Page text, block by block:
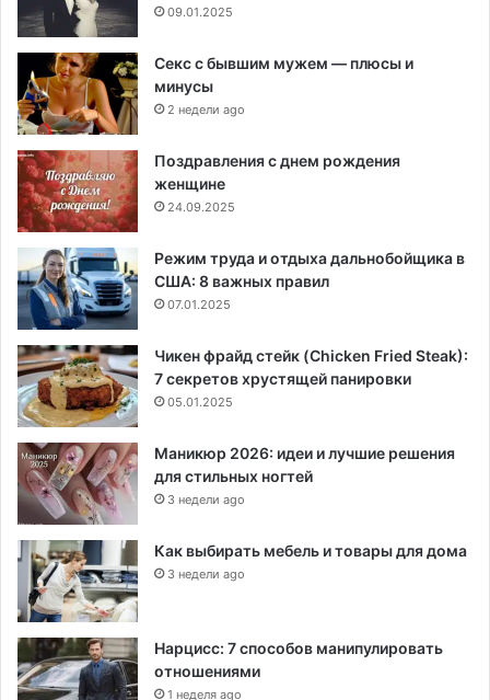
09.01.2025
Секс с бывшим мужем — плюсы и
минусы
2 недели ago
Поздравления с днем рождения
женщине
24.09.2025
Режим труда и отдыха дальнобойщика в
США: 8 важных правил
07.01.2025
Чикен фрайд стейк (Chicken Fried Steak):
7 секретов хрустящей панировки
05.01.2025
Маникюр 2026: идеи и лучшие решения
для стильных ногтей
3 недели ago
Как выбирать мебель и товары для дома
3 недели ago
Нарцисс: 7 способов манипулировать
отношениями
1 неделя ago